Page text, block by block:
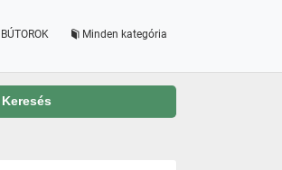
BÚTOROK Minden kategória
Keresés